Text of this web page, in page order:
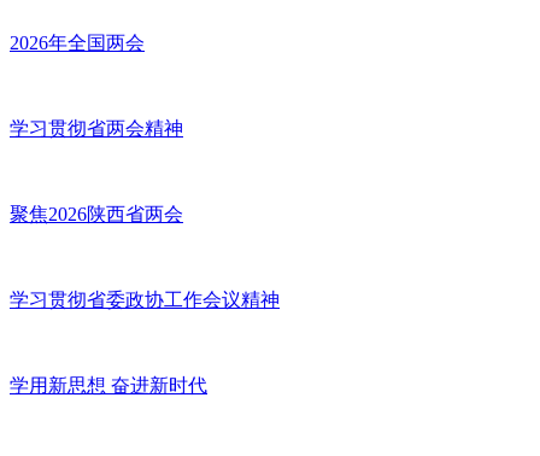
2026年全国两会
学习贯彻省两会精神
聚焦2026陕西省两会
学习贯彻省委政协工作会议精神
学用新思想 奋进新时代